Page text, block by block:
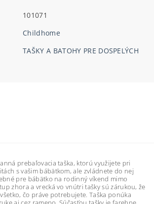
101071
Childhome
TAŠKY A BATOHY PRE DOSPELÝCH
prebaľovacia taška, ktorú využijete pri
s vašim bábätkom, ale zvládnete do nej
pre bábätko na rodinný víkend mimo
zhora a vrecká vo vnútri tašky sú zárukou, že
čo práve potrebujete. Taška ponúka